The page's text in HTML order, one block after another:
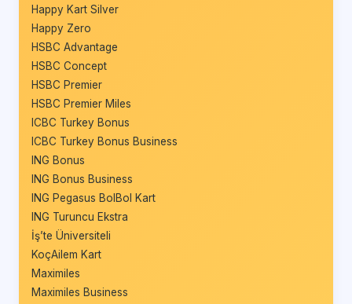
Happy Kart Silver
Happy Zero
HSBC Advantage
HSBC Concept
HSBC Premier
HSBC Premier Miles
ICBC Turkey Bonus
ICBC Turkey Bonus Business
ING Bonus
ING Bonus Business
ING Pegasus BolBol Kart
ING Turuncu Ekstra
İş’te Üniversiteli
KoçAilem Kart
Maximiles
Maximiles Business